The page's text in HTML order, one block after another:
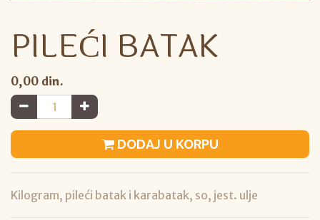
PILEĆI BATAK
0,00 din.
DODAJ U KORPU
Kilogram, pileći batak i karabatak, so, jest. ulje